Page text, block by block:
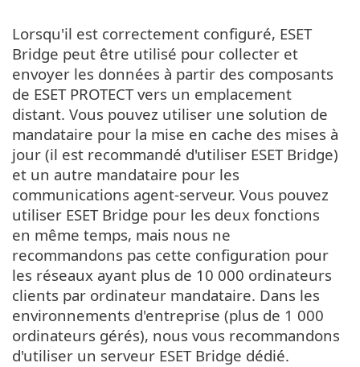
Lorsqu'il est correctement configuré, ESET
Bridge peut être utilisé pour collecter et
envoyer les données à partir des composants
de ESET PROTECT vers un emplacement
distant. Vous pouvez utiliser une solution de
mandataire pour la mise en cache des mises à
jour (il est recommandé d'utiliser ESET Bridge)
et un autre mandataire pour les
communications agent-serveur. Vous pouvez
utiliser ESET Bridge pour les deux fonctions
en même temps, mais nous ne
recommandons pas cette configuration pour
les réseaux ayant plus de 10 000 ordinateurs
clients par ordinateur mandataire. Dans les
environnements d'entreprise (plus de 1 000
ordinateurs gérés), nous vous recommandons
d'utiliser un serveur ESET Bridge dédié.